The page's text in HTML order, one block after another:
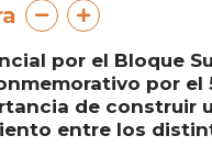
por el Bloque
por el
de construir
entre los